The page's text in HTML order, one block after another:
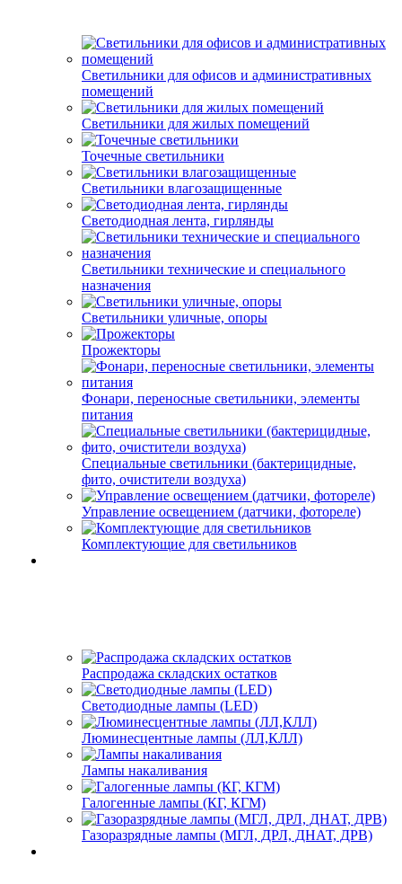
Светильники для офисов и административных
помещений
Светильники для жилых помещений
Точечные светильники
Светильники влагозащищенные
Светодиодная лента, гирлянды
Светильники технические и специального
назначения
Светильники уличные, опоры
Прожекторы
Фонари, переносные светильники, элементы
питания
Специальные светильники (бактерицидные,
фито, очистители воздуха)
Управление освещением (датчики, фотореле)
Комплектующие для светильников
Распродажа складских остатков
Светодиодные лампы (LED)
Люминесцентные лампы (ЛЛ,КЛЛ)
Лампы накаливания
Галогенные лампы (КГ, КГМ)
Газоразрядные лампы (МГЛ, ДРЛ, ДНАТ, ДРВ)